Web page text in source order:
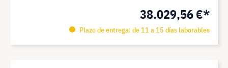
38.029,56 €*
Plazo de entrega: de 11 a 15 días laborables